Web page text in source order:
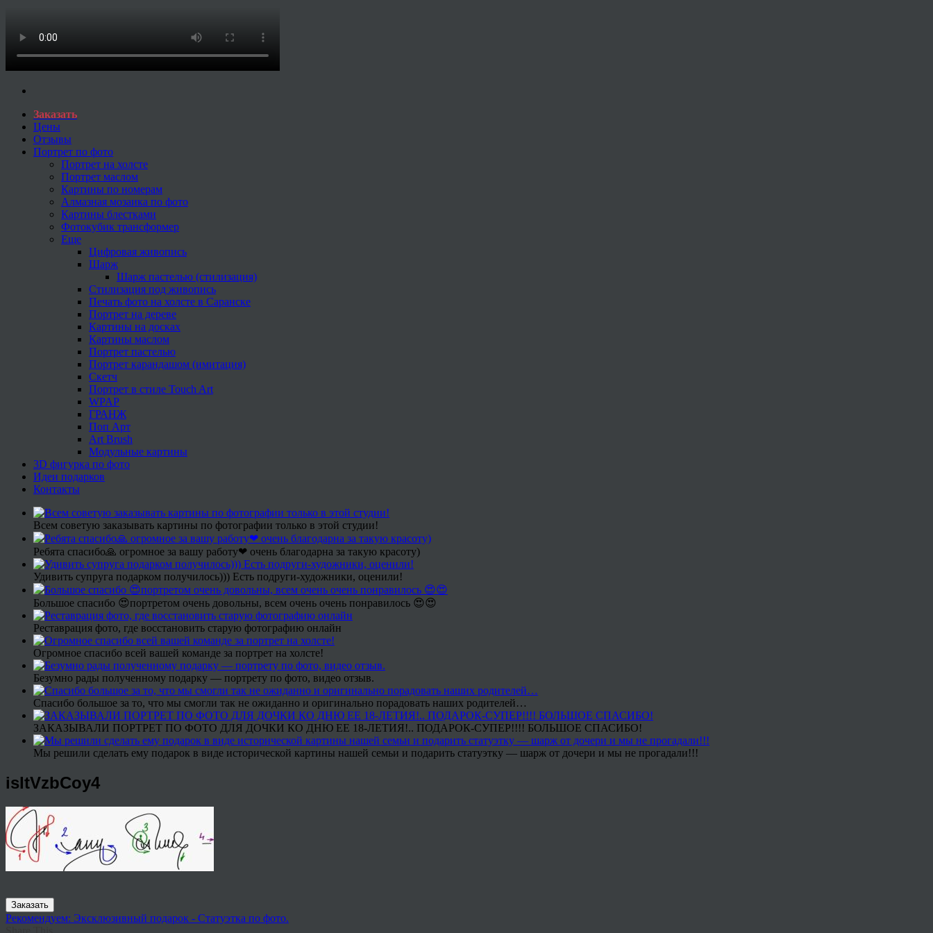
Заказать
Цены
Отзывы
Портрет по фото
Портрет на холсте
Портрет маслом
Картины по номерам
Алмазная мозаика по фото
Картины блестками
Фотокубик трансформер
Еще
Цифровая живопись
Шарж
Шарж пастелью (стилизация)
Стилизация под живопись
Печать фото на холсте в Саранске
Портрет на дереве
Картины на досках
Картины маслом
Портрет пастелью
Портрет карандашом (имитация)
Скетч
Портрет в стиле Touch Art
WPAP
ГРАНЖ
Поп Арт
Art Brush
Модульные картины
3D фигурка по фото
Идеи подарков
Контакты
Всем советую заказывать картины по фотографии только в этой студии!
Ребята спасибо🙏 огромное за вашу работу❤ очень благодарна за такую красоту)
Удивить супруга подарком получилось))) Есть подруги-художники, оценили!
Большое спасибо 😍портретом очень довольны, всем очень очень понравилось 😍😍
Реставрация фото, где восстановить старую фотографию онлайн
Огромное спасибо всей вашей команде за портрет на холсте!
Безумно рады полученному подарку — портрету по фото, видео отзыв.
Спасибо большое за то, что мы смогли так не ожиданно и оригинально порадовать наших родителей…
ЗАКАЗЫВАЛИ ПОРТРЕТ ПО ФОТО ДЛЯ ДОЧКИ КО ДНЮ ЕЕ 18-ЛЕТИЯ!.. ПОДАРОК-СУПЕР!!!! БОЛЬШОЕ СПАСИБО!
Мы решили сделать ему подарок в виде исторической картины нашей семьи и подарить статуэтку — шарж от дочери и мы не прогадали!!!
isltVzbCoy4
Заказать
Рекомендуем: Эксклюзивный подарок - Статуэтка по фото.